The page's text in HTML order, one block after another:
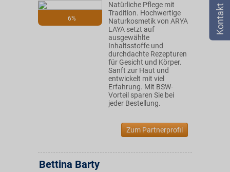
☎ 0800 - 279 25 82
6%
Natürliche Pflege mit
Tradition. Hochwertige
Naturkosmetik von ARYA
LAYA setzt auf
ausgewählte
Inhaltsstoffe und
durchdachte Rezepturen
für Gesicht und Körper.
Sanft zur Haut und
entwickelt mit viel
Erfahrung. Mit BSW-
Vorteil sparen Sie bei
jeder Bestellung.
Zum Partnerprofil
Bettina Barty